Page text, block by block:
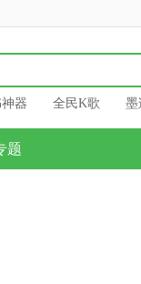
器 全民K歌 墨
题